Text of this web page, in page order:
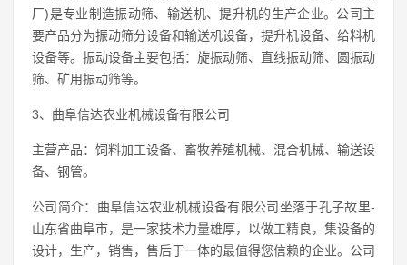
厂)是专业制造振动筛、输送机、提升机的生产企业。公司主
要产品分为振动筛分设备和输送机设备，提升机设备、给料机
设备等。振动设备主要包括：旋振动筛、直线振动筛、圆振动
筛、矿用振动筛等。
3、曲阜信达农业机械设备有限公司
主营产品：饲料加工设备、畜牧养殖机械、混合机械、输送设
备、钢管。
公司简介：曲阜信达农业机械设备有限公司坐落于孔子故里-
山东省曲阜市，是一家技术力量雄厚，以做工精良，集设备的
设计，生产，销售，售后于一体的最值得您信赖的企业。公司